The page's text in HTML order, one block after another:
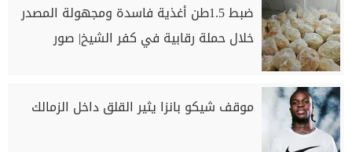
ضبط 1.5طن أغذية فاسدة ومجهولة المصدر
خلال حملة رقابية في كفر الشيخ| صور
موقف شيكو بانزا يثير القلق داخل الزمالك